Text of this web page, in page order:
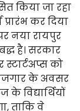
किया जा रहा
कर दिया
नया रायपुर
है। सरकार
को
के अवसर
विद्यार्थियों
ताकि वे